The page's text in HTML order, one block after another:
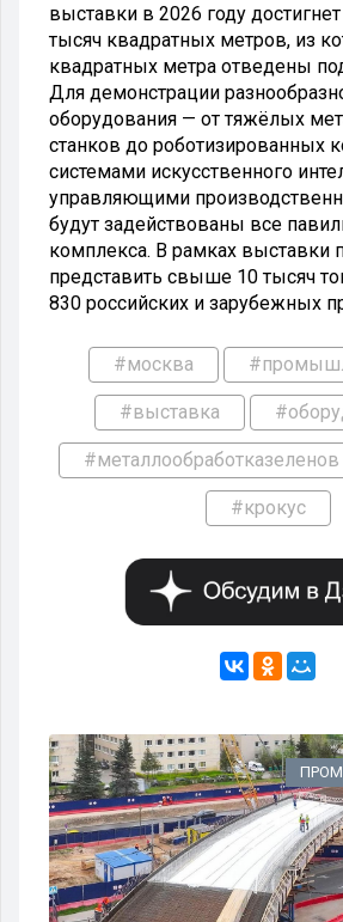
выставки в 2026 году
тысяч квадратных метров, из
квадратных метра отведены
Для демонстрации
оборудования — от тяжёлых
станков до роботизированных
системами искусственного
управляющими
будут задействованы все
комплекса. В рамках выставки
представить свыше 10 тысяч
830 российских и зарубежных
#москва
#выставка
#металлообработказеленов
#крокус